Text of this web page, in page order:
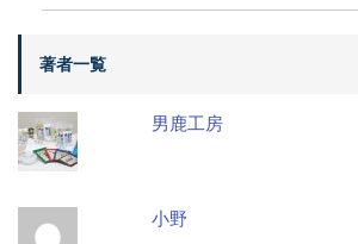
著者一覧
男鹿工房
小野